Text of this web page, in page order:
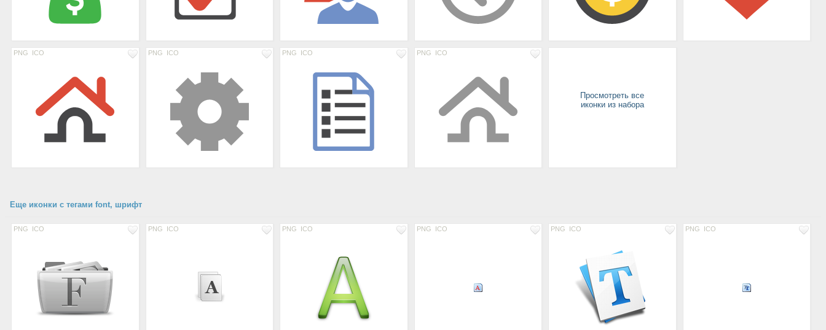
PNG ICO PNG ICO PNG ICO PNG ICO
Просмотреть все
иконки из набора
Еще иконки с тегами font, шрифт
PNG ICO PNG ICO PNG ICO PNG ICO PNG ICO PNG ICO